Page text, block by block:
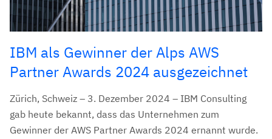
IBM als Gewinner der Alps AWS
Partner Awards 2024 ausgezeichnet
Zürich, Schweiz – 3. Dezember 2024 – IBM Consulting
gab heute bekannt, dass das Unternehmen zum
Gewinner der AWS Partner Awards 2024 ernannt wurde.